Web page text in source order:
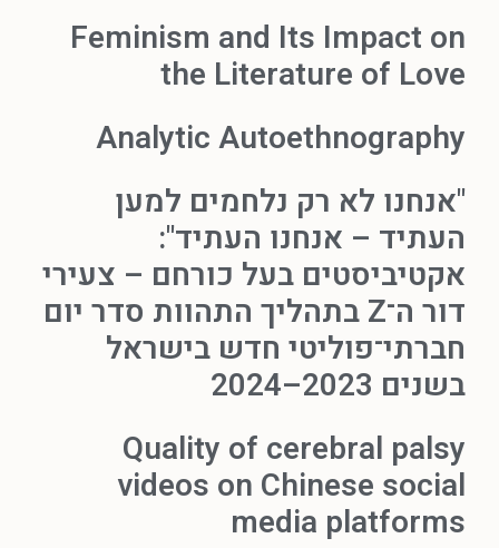
Feminism and Its Impact on
the Literature of Love
Analytic Autoethnography
"אנחנו לא רק נלחמים למען
העתיד – אנחנו העתיד":
אקטיביסטים בעל כורחם – צעירי
דור ה־Z בתהליך התהוות סדר יום
חברתי־פוליטי חדש בישראל
בשנים 2023–2024
Quality of cerebral palsy
videos on Chinese social
media platforms